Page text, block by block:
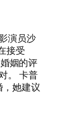
演员沙
接受
姻的评
。 卡普
，她建议